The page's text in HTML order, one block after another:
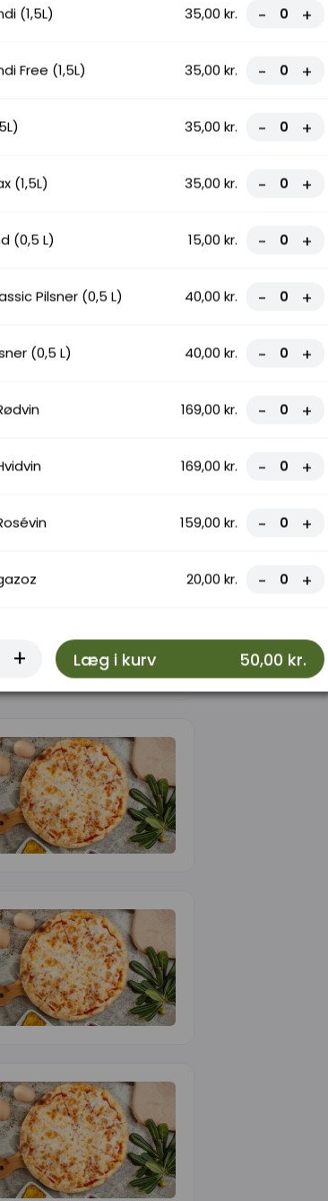
(1,5L) 35,00 kr. - +
Free (1,5L) 35,00 kr. - +
35,00 kr. - +
(1,5L) 35,00 kr. - +
(0,5 L) 15,00 kr. - +
Pilsner (0,5 L) 40,00 kr. - +
(0,5 L) 40,00 kr. - +
169,00 kr. - +
169,00 kr. - +
159,00 kr. - +
20,00 kr. - +
+ Læg i kurv 50,00 kr.